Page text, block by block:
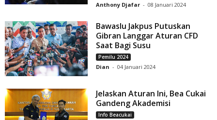
Anthony Djafar - 08 Januari 2024
Bawaslu Jakpus Putuskan
Gibran Langgar Aturan CFD
Saat Bagi Susu
Pemilu 2024
Dian - 04 Januari 2024
Jelaskan Aturan Ini, Bea Cukai
Gandeng Akademisi
Info Beacukai